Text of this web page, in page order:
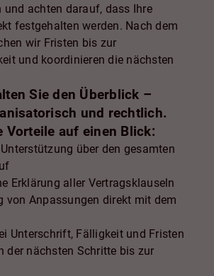
und achten darauf, dass Ihre
festgehalten werden. Nach dem
wir Fristen bis zur
und koordinieren die nächsten
Sie den Überblick –
und rechtlich.
Vorteile auf einen Blick:
über den gesamten
Erklärung aller Vertragsklauseln
von Anpassungen direkt mit dem
Unterschrift, Fälligkeit und Fristen
der nächsten Schritte bis zur